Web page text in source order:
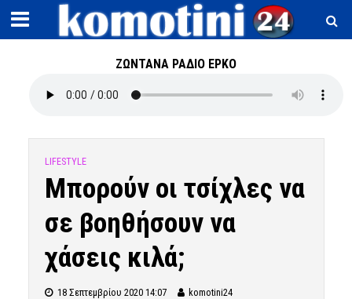
ΖΩΝΤΑΝΑ ΡΑΔΙΟ ΕΡΚΟ
LIFESTYLE
Μπορούν οι τσίχλες να
σε βοηθήσουν να
χάσεις κιλά;
18 Σεπτεμβρίου 2020 14:07 komotini24